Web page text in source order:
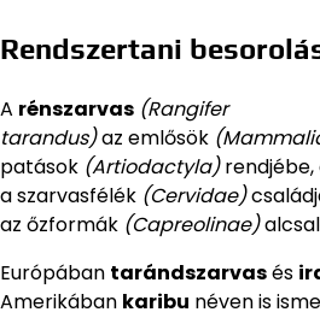
Rendszertani
A rénszarvas (Rangifer
tarandus)az emlősök
patások (Artiodactyla)rendjébe,
a szarvasfélék (Cervidae)
az őzformák (Capreolinae)
Európában tarándszarvasés
Amerikában karibu néven is